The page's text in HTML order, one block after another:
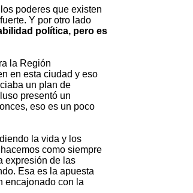
poderes que existen
Y por otro lado
política, pero es
la Región
en esta ciudad y eso
un plan de
presentó un
eso es un poco
la vida y los
como siempre
expresión de las
Esa es la apuesta
encajonado con la